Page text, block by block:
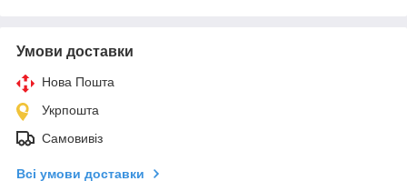
Умови доставки
Нова Пошта
Укрпошта
Самовивіз
Всі умови доставки